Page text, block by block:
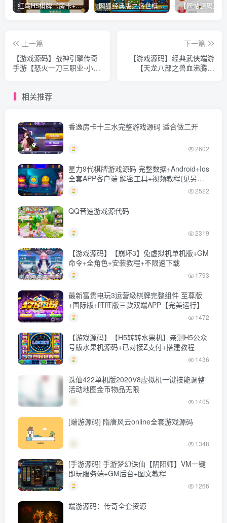
红鸟H5棋牌（房卡+金币）全套双模式游戏源码 网狐经典版之盛世棋牌完整游戏源码（包含文档、架设教程、网站、源代码等）
上一篇
【游戏源码】战神引擎传奇
手游【怒火一刀三职业-小兰
+GM授权后台+详细搭建教
下一篇
【游戏源码】经典武侠端游
【天龙八部之兽血沸腾】
相关推荐
香逸房卡十三水完整游戏源码 适合做二开
2602
星力9代棋牌游戏源码 完整数据+Android+Ios
全套APP客户端 解密工具+视频教程(见另个
链接)
2522
QQ音速游戏源代码
2319
【游戏源码】【崩坏3】免虚拟机单机版+GM
命令+全角色+安装教程+不限速下载
1793
最新富贵电玩3运营级棋牌完整组件 至尊版
+国际版+旺旺版三款双端APP【完美运行】
1472
【游戏源码】【H5转转水果机】亲测H5公众
号版水果机源码+已对接Z支付+搭建教程
1436
诛仙422单机版2020V8虚拟机一键技能调整
活动地图金币物品无限
1405
[端游源码] 隋唐风云online全套游戏源码
1348
[手游源码] 手游梦幻诛仙【阴阳师】VM一键
即玩服务端+GM后台+图文教程
1266
端游源码：传奇全套资源